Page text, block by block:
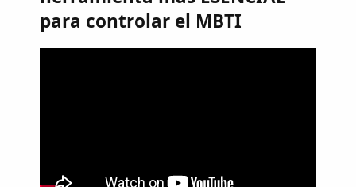
para controlar el MBTI